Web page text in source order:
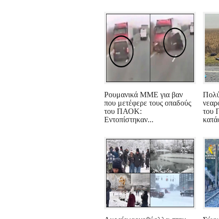
Ρουμανικά ΜΜΕ για βαν
που μετέφερε τους οπαδούς
του ΠΑΟΚ:
Εντοπίστηκαν...
του